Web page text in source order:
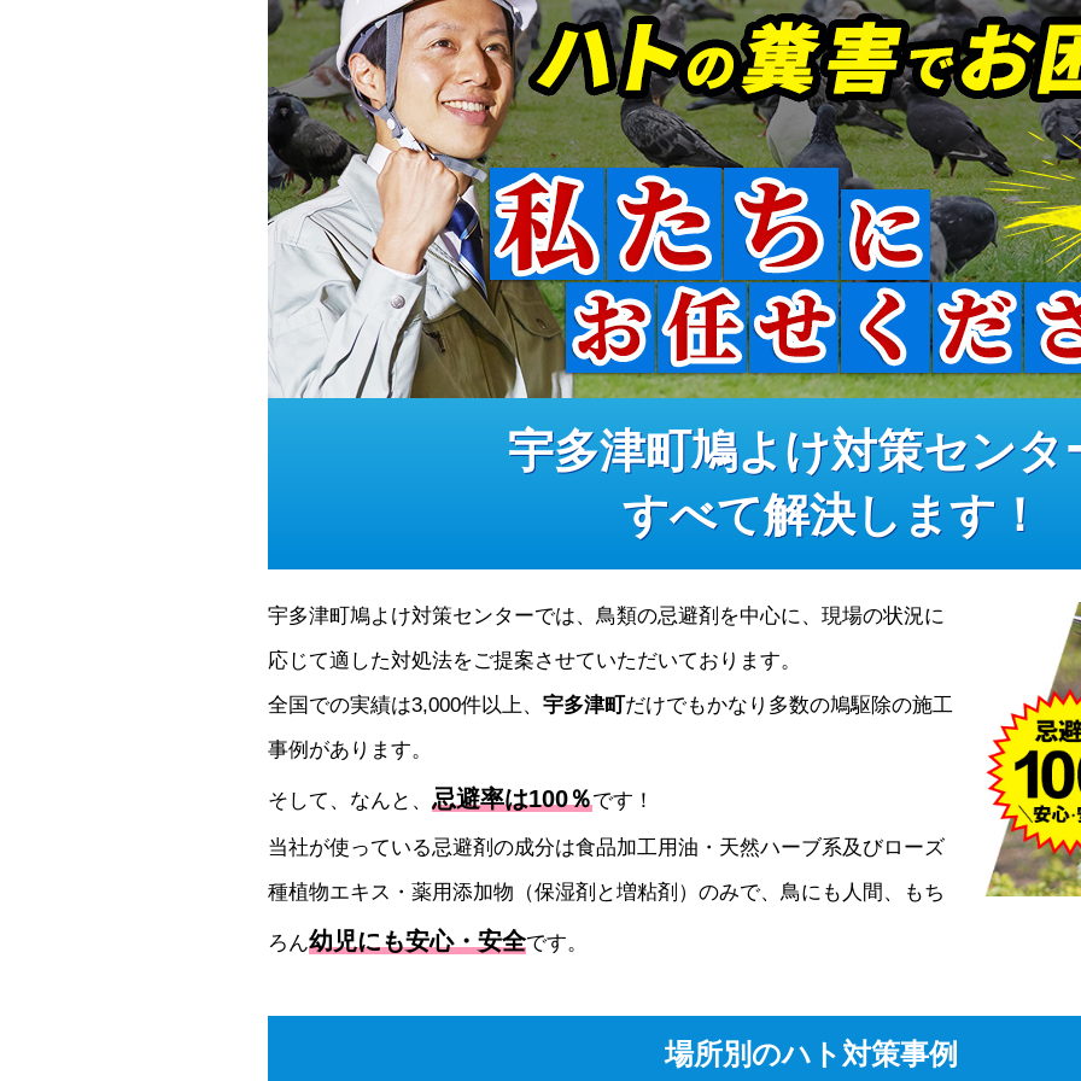
宇多津町鳩よけ対策センタ
すべて解決します！
宇多津町鳩よけ対策センターでは、鳥類の忌避剤を中心に、現場の状況に
応じて適した対処法をご提案させていただいております。
全国での実績は3,000件以上、 宇多津町だけでもかなり多数の鳩駆除の施工
事例があります。
そして、なんと、 忌避率は100％です！
当社が使っている忌避剤の成分は食品加工用油・天然ハーブ系及びローズ
種植物エキス・薬用添加物（保湿剤と増粘剤）のみで、鳥にも人間、もち
ろん幼児にも安心・安全です。
場所別のハト対策事例